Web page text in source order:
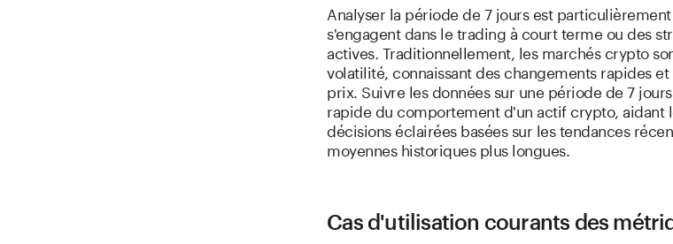
Analyser la période de 7 jours est
s'engagent dans le trading à court terme ou des
actives. Traditionnellement, les marchés crypto
volatilité, connaissant des changements rapides
prix. Suivre les données sur une période de 7
rapide du comportement d'un actif crypto, aidant
décisions éclairées basées sur les tendances
moyennes historiques plus longues.
Cas d'utilisation courants des